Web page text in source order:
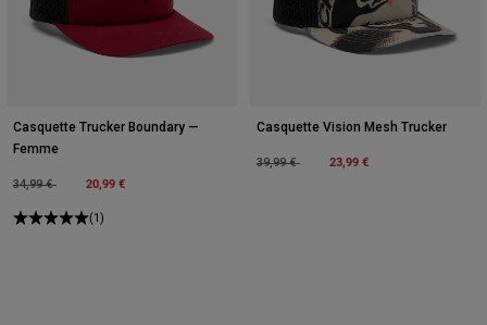
Casquette Trucker Boundary —
Femme
Price reduced from
34,99 €to 20,99 €
(1)
Casquette Vision Mesh Trucker
Price reduced from
39,99 €to 23,99 €